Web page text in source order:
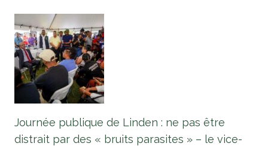
Journée publique de Linden : ne pas être
distrait par des « bruits parasites » – le vice-